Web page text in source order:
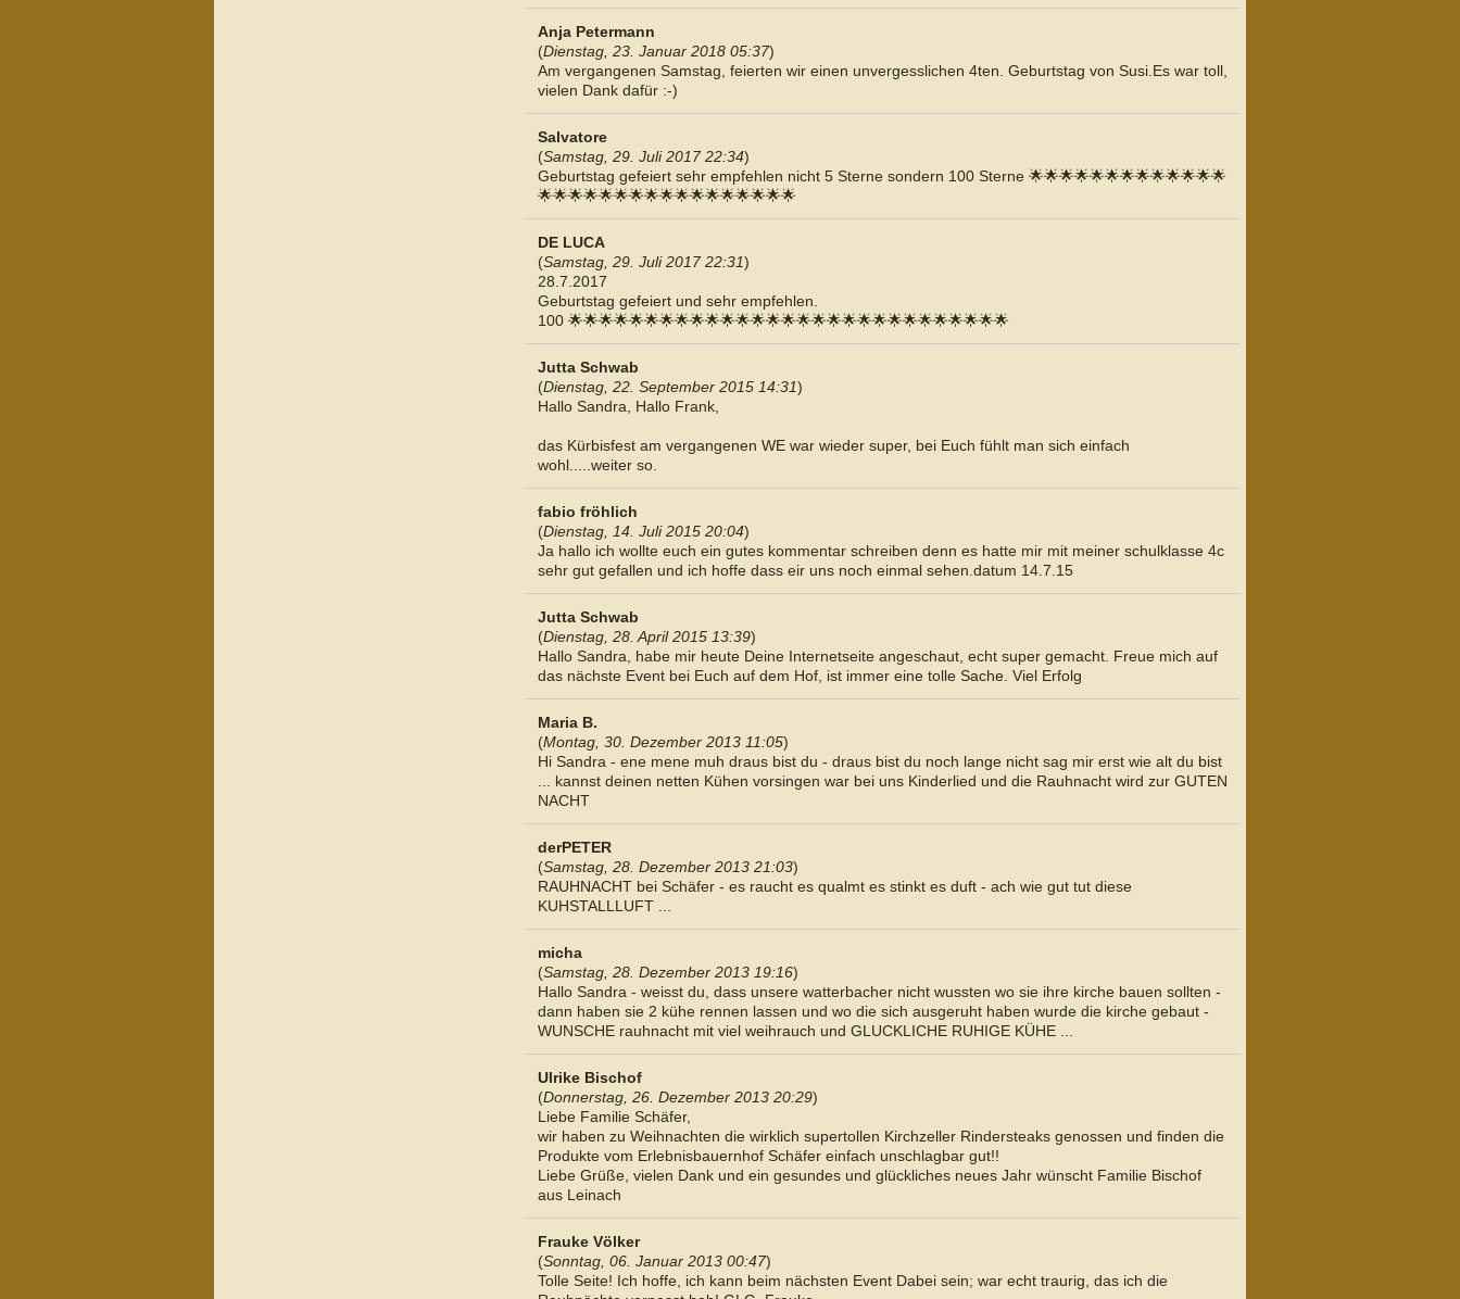
Anja Petermann
(Dienstag, 23. Januar 2018 05:37)
Am vergangenen Samstag, feierten wir einen unvergesslichen 4ten. Geburtstag von Susi.Es war toll,
vielen Dank dafür :-)
Salvatore
(Samstag, 29. Juli 2017 22:34)
Geburtstag gefeiert sehr empfehlen nicht 5 Sterne sondern 100 Sterne 🌟🌟🌟🌟🌟🌟🌟🌟🌟🌟🌟🌟🌟
🌟🌟🌟🌟🌟🌟🌟🌟🌟🌟🌟🌟🌟🌟🌟🌟🌟
DE LUCA
(Samstag, 29. Juli 2017 22:31)
28.7.2017
Geburtstag gefeiert und sehr empfehlen.
100 🌟🌟🌟🌟🌟🌟🌟🌟🌟🌟🌟🌟🌟🌟🌟🌟🌟🌟🌟🌟🌟🌟🌟🌟🌟🌟🌟🌟🌟
Jutta Schwab
(Dienstag, 22. September 2015 14:31)
Hallo Sandra, Hallo Frank,
das Kürbisfest am vergangenen WE war wieder super, bei Euch fühlt man sich einfach
wohl.....weiter so.
fabio fröhlich
(Dienstag, 14. Juli 2015 20:04)
Ja hallo ich wollte euch ein gutes kommentar schreiben denn es hatte mir mit meiner schulklasse 4c
sehr gut gefallen und ich hoffe dass eir uns noch einmal sehen.datum 14.7.15
Jutta Schwab
(Dienstag, 28. April 2015 13:39)
Hallo Sandra, habe mir heute Deine Internetseite angeschaut, echt super gemacht. Freue mich auf
das nächste Event bei Euch auf dem Hof, ist immer eine tolle Sache. Viel Erfolg
Maria B.
(Montag, 30. Dezember 2013 11:05)
Hi Sandra - ene mene muh draus bist du - draus bist du noch lange nicht sag mir erst wie alt du bist
... kannst deinen netten Kühen vorsingen war bei uns Kinderlied und die Rauhnacht wird zur GUTEN
NACHT
derPETER
(Samstag, 28. Dezember 2013 21:03)
RAUHNACHT bei Schäfer - es raucht es qualmt es stinkt es duft - ach wie gut tut diese
KUHSTALLLUFT ...
micha
(Samstag, 28. Dezember 2013 19:16)
Hallo Sandra - weisst du, dass unsere watterbacher nicht wussten wo sie ihre kirche bauen sollten -
dann haben sie 2 kühe rennen lassen und wo die sich ausgeruht haben wurde die kirche gebaut -
WUNSCHE rauhnacht mit viel weihrauch und GLUCKLICHE RUHIGE KÜHE ...
Ulrike Bischof
(Donnerstag, 26. Dezember 2013 20:29)
Liebe Familie Schäfer,
wir haben zu Weihnachten die wirklich supertollen Kirchzeller Rindersteaks genossen und finden die
Produkte vom Erlebnisbauernhof Schäfer einfach unschlagbar gut!!
Liebe Grüße, vielen Dank und ein gesundes und glückliches neues Jahr wünscht Familie Bischof
aus Leinach
Frauke Völker
(Sonntag, 06. Januar 2013 00:47)
Tolle Seite! Ich hoffe, ich kann beim nächsten Event Dabei sein; war echt traurig, das ich die